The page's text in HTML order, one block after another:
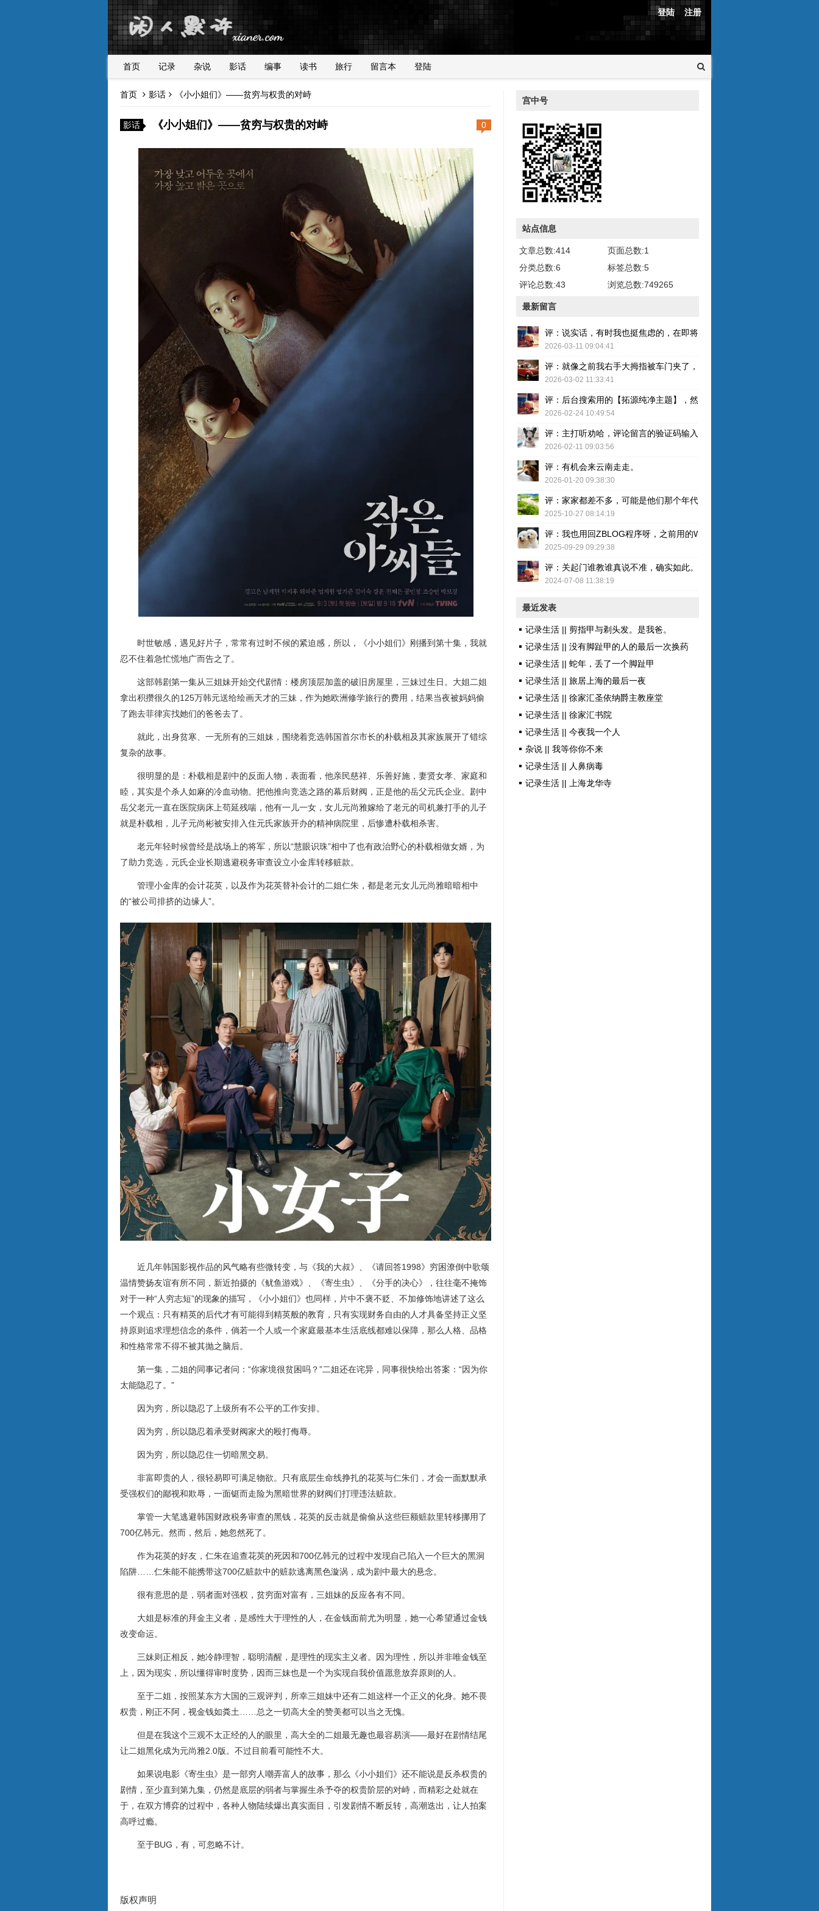
登陆 注册
首页 记录 杂说 影话 编事 读书 旅行 留言本 登陆
首页 影话 《小小姐们》——贫穷与权贵的对峙
影话 0
《小小姐们》——贫穷与权贵的对峙
时世敏感，遇见好片子，常常有过时不候的紧迫感，所以，《小小姐们》刚播到第十集，我就
忍不住着急忙慌地广而告之了。
这部韩剧第一集从三姐妹开始交代剧情：楼房顶层加盖的破旧房屋里，三妹过生日。大姐二姐
拿出积攒很久的125万韩元送给绘画天才的三妹，作为她欧洲修学旅行的费用，结果当夜被妈妈偷
了跑去菲律宾找她们的爸爸去了。
就此，出身贫寒、一无所有的三姐妹，围绕着竞选韩国首尔市长的朴载相及其家族展开了错综
复杂的故事。
很明显的是：朴载相是剧中的反面人物，表面看，他亲民慈祥、乐善好施，妻贤女孝、家庭和
睦，其实是个杀人如麻的冷血动物。把他推向竞选之路的幕后财阀，正是他的岳父元氏企业。剧中
岳父老元一直在医院病床上苟延残喘，他有一儿一女，女儿元尚雅嫁给了老元的司机兼打手的儿子
就是朴载相，儿子元尚彬被安排入住元氏家族开办的精神病院里，后惨遭朴载相杀害。
老元年轻时候曾经是战场上的将军，所以“慧眼识珠”相中了也有政治野心的朴载相做女婿，为
了助力竞选，元氏企业长期逃避税务审查设立小金库转移赃款。
管理小金库的会计花英，以及作为花英替补会计的二姐仁朱，都是老元女儿元尚雅暗暗相中
的“被公司排挤的边缘人”。
近几年韩国影视作品的风气略有些微转变，与《我的大叔》、《请回答1998》穷困潦倒中歌颂
温情赞扬友谊有所不同，新近拍摄的《鱿鱼游戏》、《寄生虫》、《分手的决心》，往往毫不掩饰
对于一种“人穷志短”的现象的描写，《小小姐们》也同样，片中不褒不贬、不加修饰地讲述了这么
一个观点：只有精英的后代才有可能得到精英般的教育，只有实现财务自由的人才具备坚持正义坚
持原则追求理想信念的条件，倘若一个人或一个家庭最基本生活底线都难以保障，那么人格、品格
和性格常常不得不被其抛之脑后。
第一集，二姐的同事记者问：“你家境很贫困吗？”二姐还在诧异，同事很快给出答案：“因为你
太能隐忍了。”
因为穷，所以隐忍了上级所有不公平的工作安排。
因为穷，所以隐忍着承受财阀家犬的殴打侮辱。
因为穷，所以隐忍住一切暗黑交易。
非富即贵的人，很轻易即可满足物欲。只有底层生命线挣扎的花英与仁朱们，才会一面默默承
受强权们的鄙视和欺辱，一面铤而走险为黑暗世界的财阀们打理违法赃款。
掌管一大笔逃避韩国财政税务审查的黑钱，花英的反击就是偷偷从这些巨额赃款里转移挪用了
700亿韩元。然而，然后，她忽然死了。
作为花英的好友，仁朱在追查花英的死因和700亿韩元的过程中发现自己陷入一个巨大的黑洞
陷阱……仁朱能不能携带这700亿赃款中的赃款逃离黑色漩涡，成为剧中最大的悬念。
很有意思的是，弱者面对强权，贫穷面对富有，三姐妹的反应各有不同。
大姐是标准的拜金主义者，是感性大于理性的人，在金钱面前尤为明显，她一心希望通过金钱
改变命运。
三妹则正相反，她冷静理智，聪明清醒，是理性的现实主义者。因为理性，所以并非唯金钱至
上，因为现实，所以懂得审时度势，因而三妹也是一个为实现自我价值愿意放弃原则的人。
至于二姐，按照某东方大国的三观评判，所幸三姐妹中还有二姐这样一个正义的化身。她不畏
权贵，刚正不阿，视金钱如粪土……总之一切高大全的赞美都可以当之无愧。
但是在我这个三观不太正经的人的眼里，高大全的二姐最无趣也最容易演——最好在剧情结尾
让二姐黑化成为元尚雅2.0版。不过目前看可能性不大。
如果说电影《寄生虫》是一部穷人嘲弄富人的故事，那么《小小姐们》还不能说是反杀权贵的
剧情，至少直到第九集，仍然是底层的弱者与掌握生杀予夺的权贵阶层的对峙，而精彩之处就在
于，在双方博弈的过程中，各种人物陆续爆出真实面目，引发剧情不断反转，高潮迭出，让人拍案
高呼过瘾。
至于BUG，有，可忽略不计。
版权声明
宫中号
站点信息
文章总数:414
页面总数:1
分类总数:6
标签总数:5
评论总数:43
浏览总数:749265
最新留言
评：说实话，有时我也挺焦虑的，在即将奔五的年纪，健康才是最重要
2026-03-11 09:04:41
评：就像之前我右手大拇指被车门夹了，整个指甲黑了，最后整个指甲
2026-03-02 11:33:41
评：后台搜索用的【拓源纯净主题】，然后简单配图就OK了。
2026-02-24 10:49:54
评：主打听劝哈，评论留言的验证码输入已取消，感谢建议哈！
2026-02-11 09:03:56
评：有机会来云南走走。
2026-01-20 09:38:30
评：家家都差不多，可能是他们那个年代人的特色吧。
2025-10-27 08:14:19
评：我也用回ZBLOG程序呀，之前用的WP还是有点难用的，主要后台
2025-09-29 09:29:38
评：关起门谁教谁真说不准，确实如此。而且现在的女性比较独立了，
2024-07-08 11:38:19
最近发表
记录生活 || 剪指甲与剃头发。是我爸。
记录生活 || 没有脚趾甲的人的最后一次换药
记录生活 || 蛇年，丢了一个脚趾甲
记录生活 || 旅居上海的最后一夜
记录生活 || 徐家汇圣依纳爵主教座堂
记录生活 || 徐家汇书院
记录生活 || 今夜我一个人
杂说 || 我等你你不来
记录生活 || 人鼻病毒
记录生活 || 上海龙华寺